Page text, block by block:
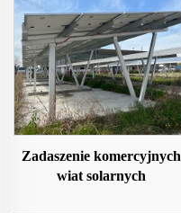
Zadaszenie komercyjnych
wiat solarnych